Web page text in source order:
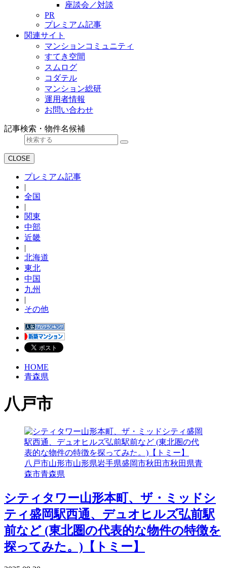
座談会／対談
PR
プレミアム記事
関連サイト
マンションコミュニティ
すてき空間
スムログ
コダテル
マンション総研
運用者情報
お問い合わせ
記事検索・物件名候補
CLOSE
プレミアム記事
|
全国
|
関東
中部
近畿
|
北海道
東北
中国
九州
|
その他
HOME
青森県
八戸市
八戸市山形市山形県岩手県盛岡市秋田市秋田県青
森市青森県
シティタワー山形本町、ザ・ミッドシ
ティ盛岡駅西通、デュオヒルズ弘前駅
前など (東北圏の代表的な物件の特徴を
探ってみた。)【トミー】